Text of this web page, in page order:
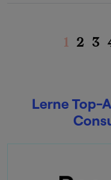
1 2 3
Lerne Top-